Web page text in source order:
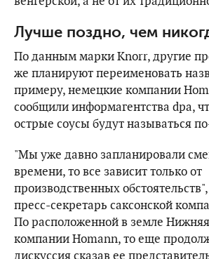
Лучше поздно, чем
По данным марки Knorr, другие
же планируют переименовать
примеру, немецкие компании
сообщили информагентства dpa,
острые соусы будут называться
"Мы уже давно запланировали
времени, то все зависит только от
производственных
пресс-секретарь саксонской
По расположенной в земле
компании Homann, то еще
дискуссия cказав ее